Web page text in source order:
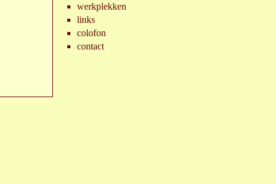
werkplekken
links
colofon
contact